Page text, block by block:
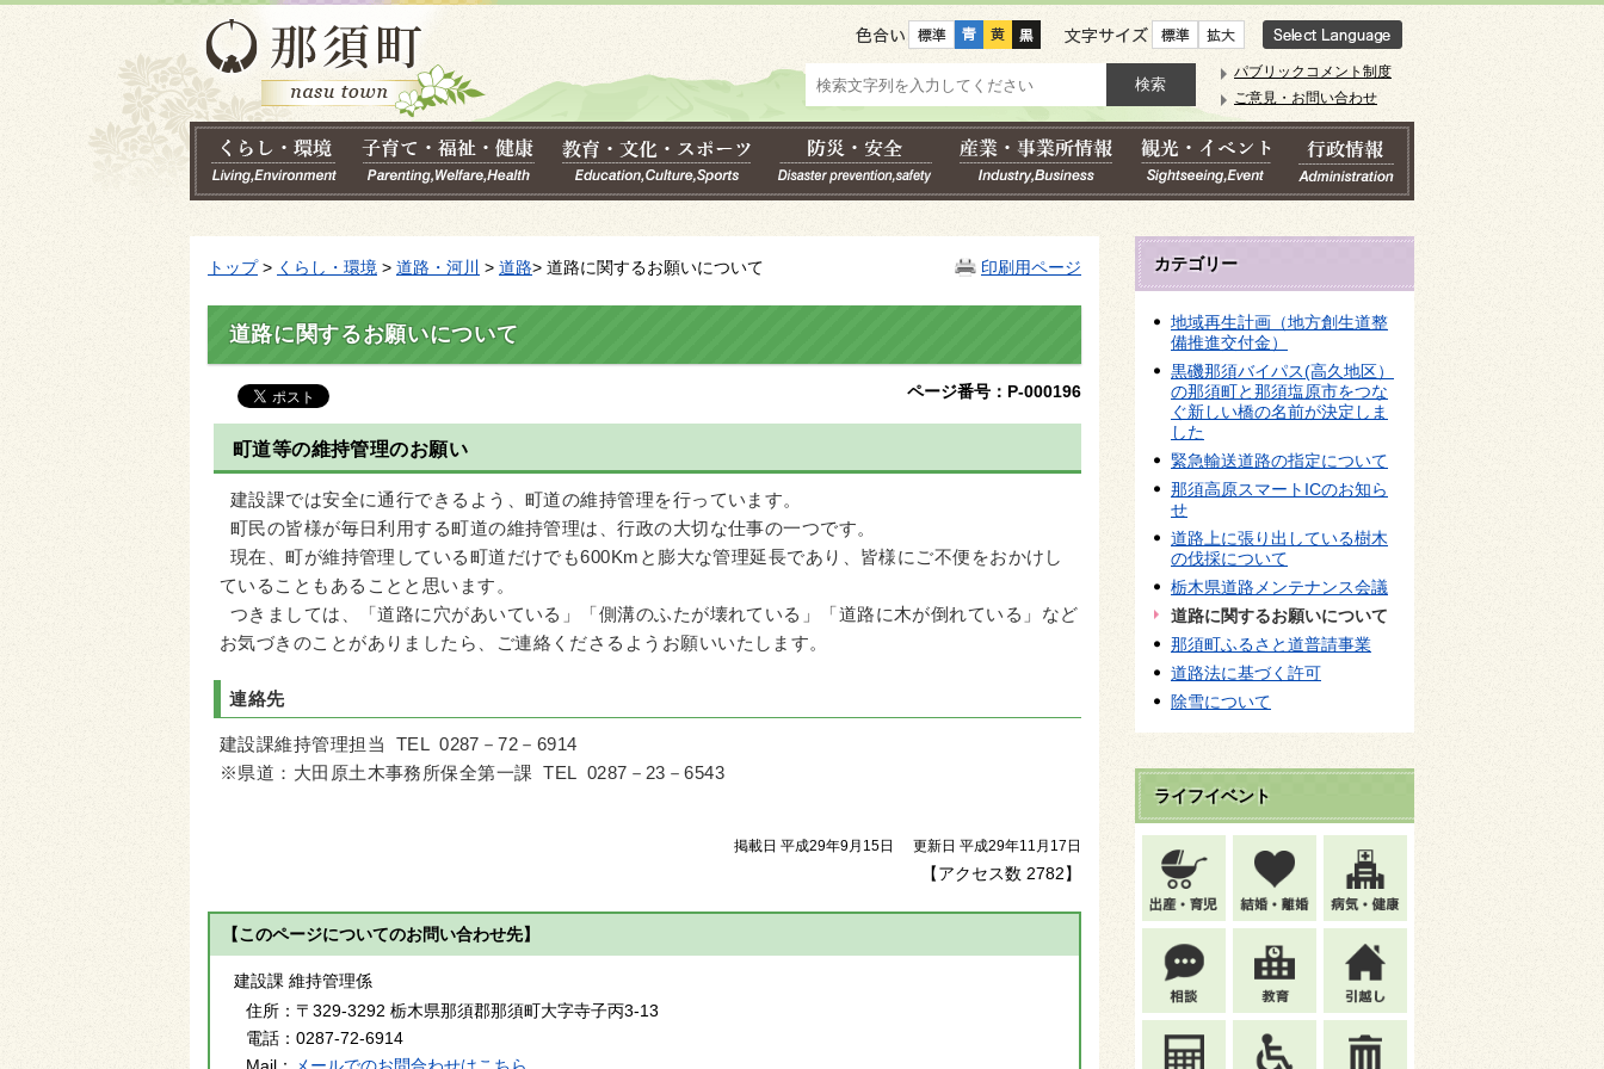
色合い 文字サイズ
パブリックコメント制度
ご意見・お問い合わせ
印刷用ページ
トップ> くらし・環境 > 道路・河川 > 道路> 道路に関するお願いについて
道路に関するお願いについて
ページ番号：P-000196
町道等の維持管理のお願い
建設課では安全に通行できるよう、町道の維持管理を行っています。
町民の皆様が毎日利用する町道の維持管理は、行政の大切な仕事の一つです。
現在、町が維持管理している町道だけでも600Kmと膨大な管理延長であり、皆様にご不便をおかけし
ていることもあることと思います。
つきましては、「道路に穴があいている」「側溝のふたが壊れている」「道路に木が倒れている」など
お気づきのことがありましたら、ご連絡くださるようお願いいたします。
連絡先
建設課維持管理担当 TEL 0287－72－6914
※県道：大田原土木事務所保全第一課 TEL 0287－23－6543
掲載日 平成29年9月15日 更新日 平成29年11月17日
【アクセス数 2782】
【このページについてのお問い合わせ先】
建設課 維持管理係
住所： 〒329-3292 栃木県那須郡那須町大字寺子丙3-13
電話： 0287-72-6914
カテゴリー
地域再生計画（地方創生道整
備推進交付金）
黒磯那須バイパス(高久地区）
の那須町と那須塩原市をつな
ぐ新しい橋の名前が決定しま
した
緊急輸送道路の指定について
那須高原スマートICのお知ら
せ
道路上に張り出している樹木
の伐採について
栃木県道路メンテナンス会議
道路に関するお願いについて
那須町ふるさと道普請事業
道路法に基づく許可
除雪について
ライフイベント